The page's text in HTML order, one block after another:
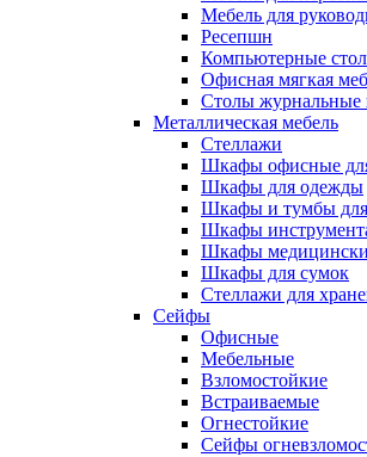
Мебель для
Ресепшн
Компьютерные
Офисная мягкая
Столы журнальные
Металлическая мебель
Стеллажи
Шкафы офисные
Шкафы для одежды
Шкафы и тумбы для
Шкафы
Шкафы
Шкафы для сумок
Стеллажи для
Сейфы
Офисные
Мебельные
Взломостойкие
Встраиваемые
Огнестойкие
Сейфы